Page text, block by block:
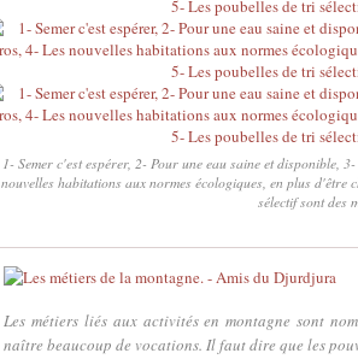
1- Semer c'est espérer, 2- Pour une eau saine et
nouvelles habitations aux normes écologiques, en plus
sélectif sont des
Les métiers liés aux activités en montagne sont
naître beaucoup de vocations. Il faut dire que les